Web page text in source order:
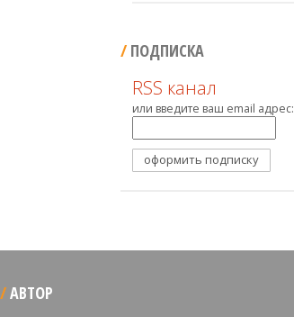
ПОДПИСКА
RSS канал
или введите ваш email адрес:
АВТОР